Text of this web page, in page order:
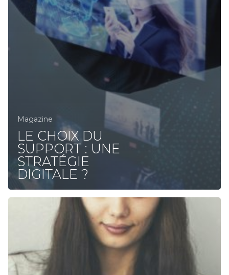
Magazine
LE CHOIX DU
SUPPORT : UNE
STRATÉGIE
DIGITALE ?